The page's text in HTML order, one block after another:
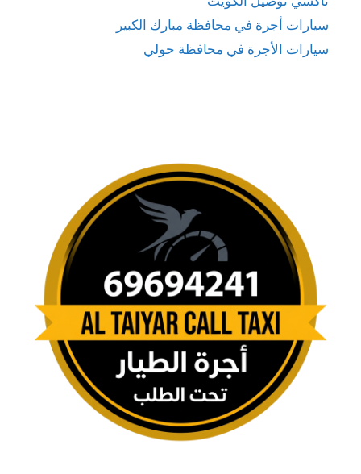
سيارات أجرة في محافظة مبارك الكبير
سيارات الأجرة في محافظة حولي